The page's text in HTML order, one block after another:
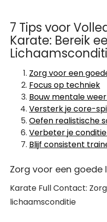
7 Tips voor
Karate: Bereik
Zorg voor een
Focus op techniek
Bouw mentale
Versterk je core-
Oefen realistische
Verbeter je
Blijf consistent
Zorg voor een
Karate Full Contact:
lichaamsconditie